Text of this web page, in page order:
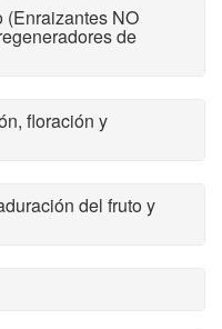
(Enraizantes NO
de
floración y
del fruto y